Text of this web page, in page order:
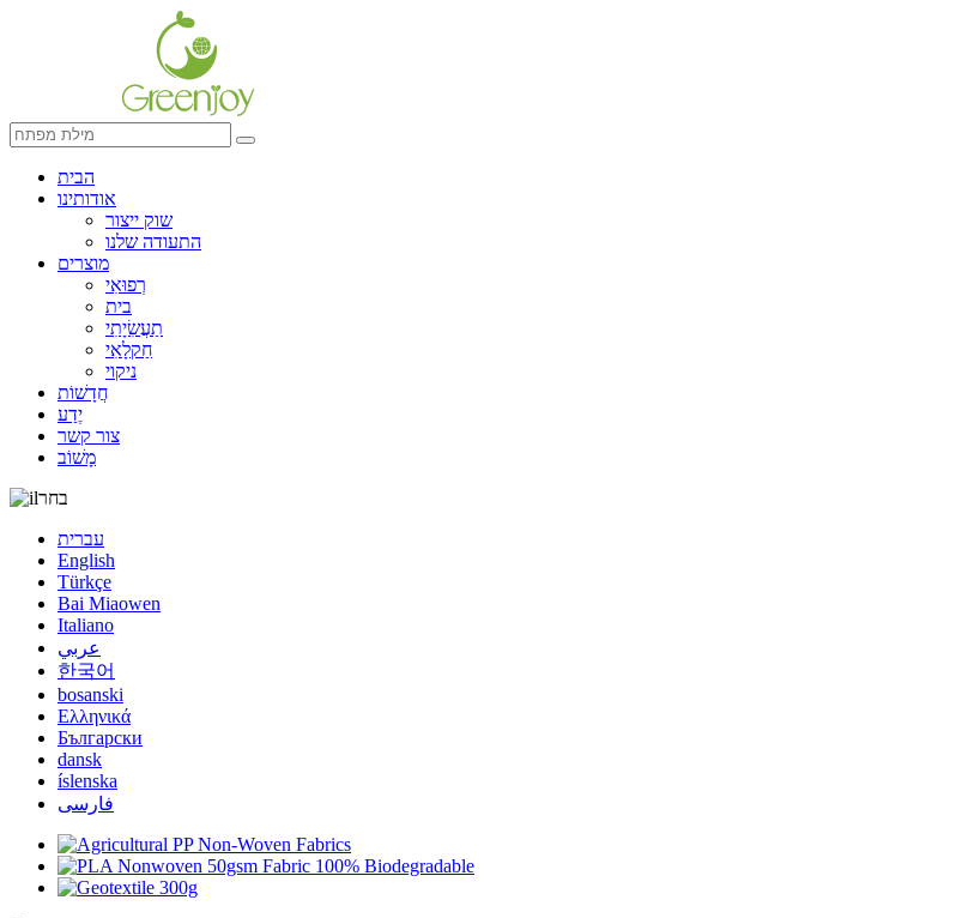
הבית
אודותינו
שוק ייצור
התעודה שלנו
מוצרים
רְפוּאִי
בית
תַעֲשִׂיָתִי
חַקלָאִי
ניקוי
חֲדָשׁוֹת
יֶדַע
צור קשר
מָשׁוֹב
בחר
עברית
English
Türkçe
Bai Miaowen
Italiano
عربي
한국어
bosanski
Ελληνικά
Български
dansk
íslenska
فارسی